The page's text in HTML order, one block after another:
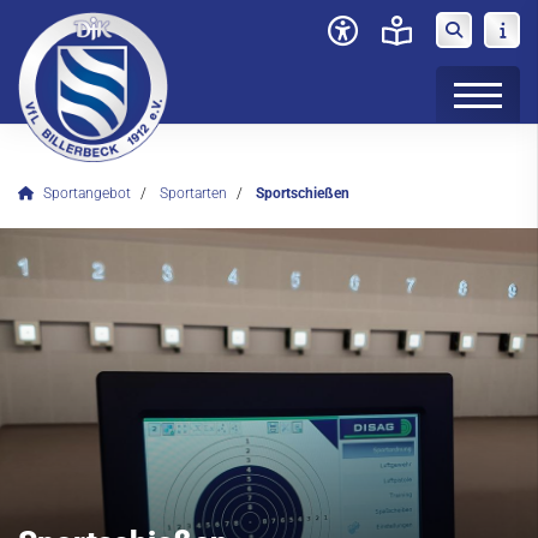
Sportangebot Sportarten Sportschießen
Verein
Deinen Sport finden